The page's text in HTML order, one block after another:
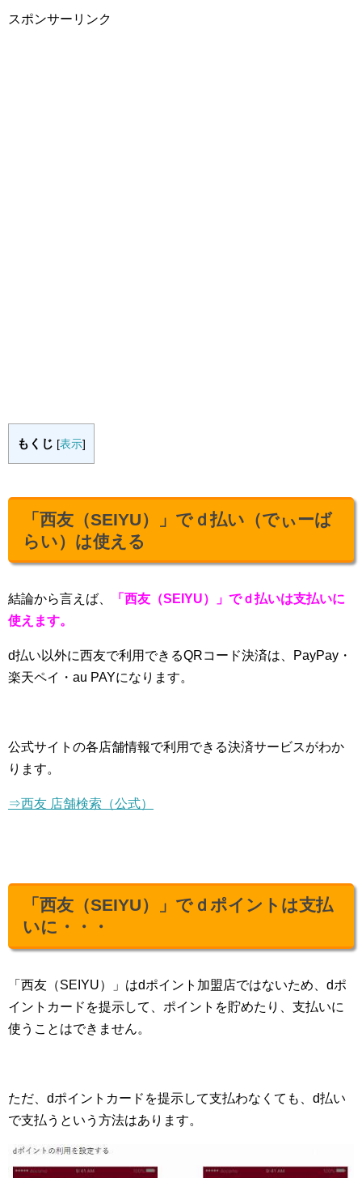
スポンサーリンク
もくじ [表示]
「西友（SEIYU）」でｄ払い（でぃーば
らい）は使える
結論から言えば、
「西友（SEIYU）」でｄ払いは支払いに
使えます。
d払い以外に西友で利用できるQRコード決済は、PayPay・
楽天ペイ・au PAYになります。
公式サイトの各店舗情報で利用できる決済サービスがわか
ります。
⇒西友 店舗検索（公式）
「西友（SEIYU）」でｄポイントは支払
いに・・・
「西友（SEIYU）」はdポイント加盟店ではないため、dポ
イントカードを提示して、ポイントを貯めたり、支払いに
使うことはできません。
ただ、dポイントカードを提示して支払わなくても、d払い
で支払うという方法はあります。